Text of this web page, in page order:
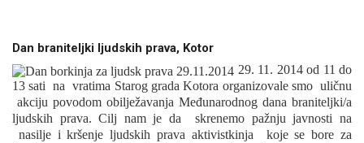
Dan braniteljki ljudskih prava, Kotor
29. 11. 2014 od 11 do
13 sati na vratima Starog grada Kotora organizovale smo uličnu
akciju povodom obilježavanja Međunarodnog dana braniteljki/a
ljudskih prava. Cilj nam je da skrenemo pažnju javnosti na
nasilje i kršenje ljudskih prava aktivistkinja koje se bore za